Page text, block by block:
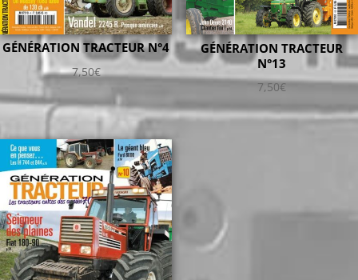
GÉNÉRATION TRACTEUR N°4
7,50€
GÉNÉRATION TRACTEUR
N°13
7,50€